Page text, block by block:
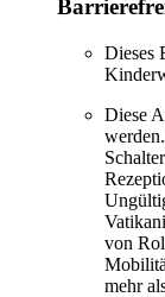
Dieses
Diese
von
mehr